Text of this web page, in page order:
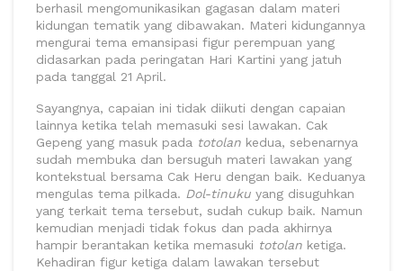
berhasil mengomunikasikan gagasan dalam materi
kidungan tematik yang dibawakan. Materi kidungannya
mengurai tema emansipasi figur perempuan yang
didasarkan pada peringatan Hari Kartini yang jatuh
pada tanggal 21 April.
Sayangnya, capaian ini tidak diikuti dengan capaian
lainnya ketika telah memasuki sesi lawakan. Cak
Gepeng yang masuk pada totolan kedua, sebenarnya
sudah membuka dan bersuguh materi lawakan yang
kontekstual bersama Cak Heru dengan baik. Keduanya
mengulas tema pilkada. Dol-tinuku yang disuguhkan
yang terkait tema tersebut, sudah cukup baik. Namun
kemudian menjadi tidak fokus dan pada akhirnya
hampir berantakan ketika memasuki totolan ketiga.
Kehadiran figur ketiga dalam lawakan tersebut